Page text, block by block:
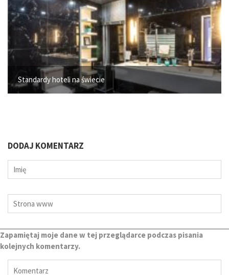
Standardy hoteli na świecie
DODAJ KOMENTARZ
Zapamiętaj moje dane w tej przeglądarce podczas pisania
kolejnych komentarzy.